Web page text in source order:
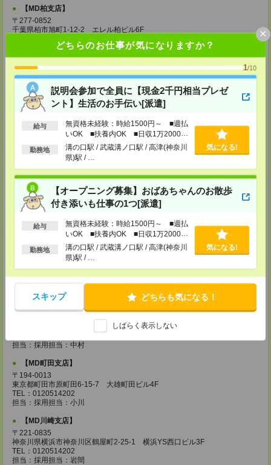
どちらのお仕事が気になりますか？
1/10
説明会参加で全員に【現金2千円相当プレゼ
ント】生活のお手伝い[派遣]
給与
無資格未経験：時給1500円～ ■週払
いOK ■扶養内OK ■日収1万2000円
以上
勤務地
溝の口駅 / 武蔵溝ノ口駅 / 高津(神奈川
県)駅 / …
気になる!
【オープニング募集】おばあちゃんのお散歩
付き添いも仕事の1つ[派遣]
給与
無資格未経験：時給1500円～ ■週払
いOK ■扶養内OK ■日収1万2000円
以上
勤務地
溝の口駅 / 武蔵溝ノ口駅 / 高津(神奈川
県)駅 / …
気になる!
スキップ どちらも気になる！
しばらく表示しない
×
【MD柏支店】
〒277-0852
千葉県柏市旭町1-12-2 エレル柏ビル6F
担当：採用担当：渡辺
【MD千葉支店】
〒260-0015
千葉県千葉市中央区富士見1-15-9 朝日生命千葉ビル4F
TEL：0120514202
担当：採用担当：椿森
【MD東京支店】
〒163-0630
東京都新宿区西新宿1-25-1 新宿センタービル30F
TEL：0120514202
【MD新宿支店】
〒163-0630
東京都新宿区西新宿1-25-1 新宿センタービル30F
TEL：0120514202
担当：採用担当：西川
【MD城南支店】
東京都新宿区西新宿1-25-1 新宿センタービル30F
TEL：0120514202
担当：採用担当：三浦
東京都立川市柴崎町3-10-5 大雅ビル4F
担当：採用担当：中村
【MD町田支店】
〒194-0013
東京都町田市原町田6-15-7 大雄町田ビル4F
TEL：0120514202
担当：採用担当：小川
【MD川崎支店】
〒221-0835
神奈川県横浜市神奈川区鶴屋町2-25-1 横浜YS西口ビル3F
TEL：0120514202
担当：採用担当：岩間